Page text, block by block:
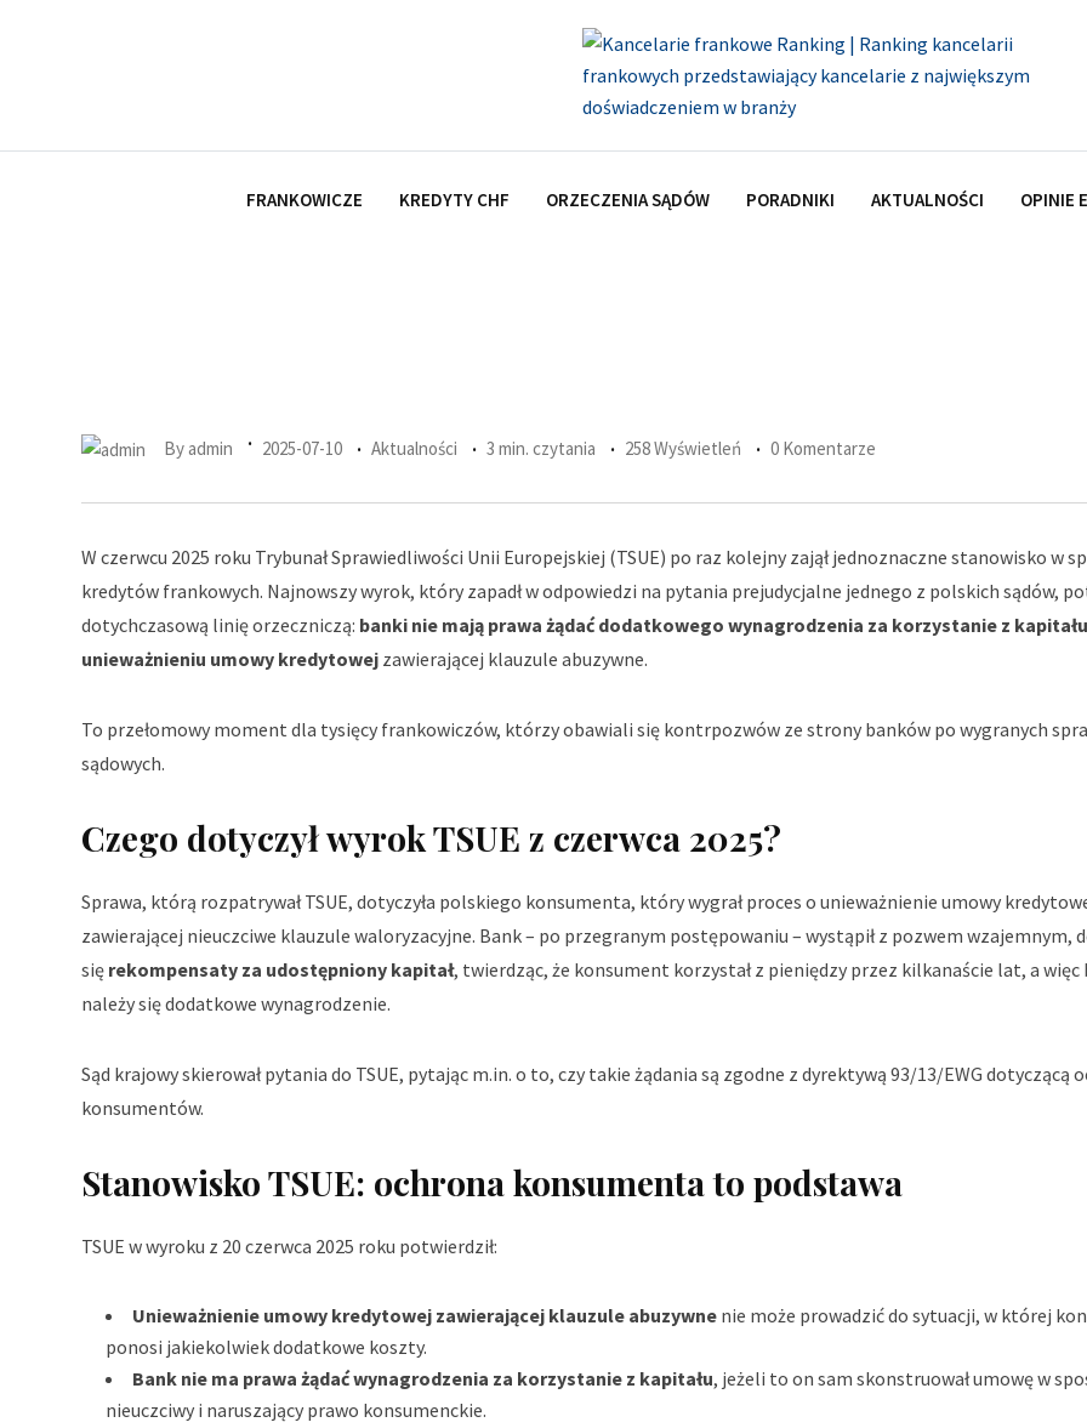
FRANKOWICZE KREDYTY CHF ORZECZENIA SĄDÓW PORADNIKI AKTUALNOŚCI OPINIE
By admin 2025-07-10 Aktualności 3 min. czytania 258 Wyświetleń 0 Komentarze
W czerwcu 2025 roku Trybunał Sprawiedliwości Unii Europejskiej (TSUE) po raz kolejny zajął jednoznaczne stanowisko w
kredytów frankowych. Najnowszy wyrok, który zapadł w odpowiedzi na pytania prejudycjalne jednego z polskich sądów,
dotychczasową linię orzeczniczą: banki nie mają prawa żądać dodatkowego wynagrodzenia za korzystanie z
unieważnieniu umowy kredytowej zawierającej klauzule abuzywne.
To przełomowy moment dla tysięcy frankowiczów, którzy obawiali się kontrpozwów ze strony banków po wygranych
sądowych.
Czego dotyczył wyrok TSUE z czerwca 2025?
Sprawa, którą rozpatrywał TSUE, dotyczyła polskiego konsumenta, który wygrał proces o unieważnienie umowy
zawierającej nieuczciwe klauzule waloryzacyjne. Bank – po przegranym postępowaniu – wystąpił z pozwem wzajemnym,
się rekompensaty za udostępniony kapitał, twierdząc, że konsument korzystał z pieniędzy przez kilkanaście lat, a więc
należy się dodatkowe wynagrodzenie.
Sąd krajowy skierował pytania do TSUE, pytając m.in. o to, czy takie żądania są zgodne z dyrektywą 93/13/EWG dotyczącą
konsumentów.
Stanowisko TSUE: ochrona konsumenta to podstawa
TSUE w wyroku z 20 czerwca 2025 roku potwierdził:
Unieważnienie umowy kredytowej zawierającej klauzule abuzywne nie może prowadzić do sytuacji, w której
ponosi jakiekolwiek dodatkowe koszty.
Bank nie ma prawa żądać wynagrodzenia za korzystanie z kapitału, jeżeli to on sam skonstruował umowę w
nieuczciwy i naruszający prawo konsumenckie.